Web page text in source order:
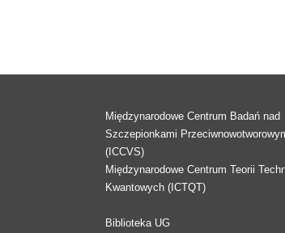
Międzynarodowe Centrum Badań nad
Szczepionkami
(ICCVS)
Międzynarodowe Centrum Teorii
Kwantowych (ICTQT)
Biblioteka UG